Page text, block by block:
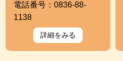
電話番号：0836-88-
1138
詳細をみる